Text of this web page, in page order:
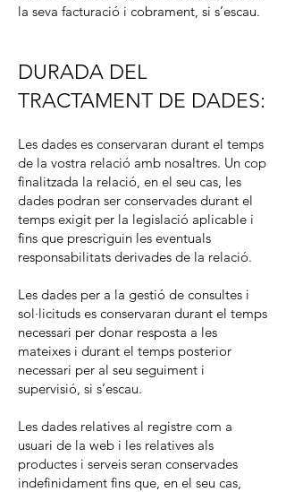
la seva facturació i cobrament, si s’escau.
DURADA DEL
TRACTAMENT DE DADES:
Les dades es conservaran durant el temps
de la vostra relació amb nosaltres. Un cop
finalitzada la relació, en el seu cas, les
dades podran ser conservades durant el
temps exigit per la legislació aplicable i
fins que prescriguin les eventuals
responsabilitats derivades de la relació.
Les dades per a la gestió de consultes i
sol·licituds es conservaran durant el temps
necessari per donar resposta a les
mateixes i durant el temps posterior
necessari per al seu seguiment i
supervisió, si s’escau.
Les dades relatives al registre com a
usuari de la web i les relatives als
productes i serveis seran conservades
indefinidament fins que, en el seu cas,